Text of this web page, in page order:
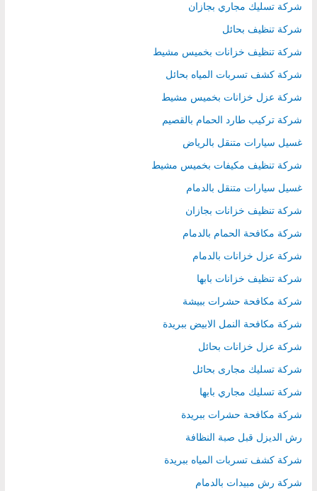
:شركة تسليك مجاري بجازان
شركة تنظيف بحائل
شركة تنظيف خزانات بخميس مشيط
شركة كشف تسربات المياه بحائل
شركة عزل خزانات بخميس مشيط
شركة تركيب طارد الحمام بالقصيم
غسيل سيارات متنقل بالرياض
شركة تنظيف مكيفات بخميس مشيط
غسيل سيارات متنقل بالدمام
شركة تنظيف خزانات بجازان
شركة مكافحة الحمام بالدمام
شركة عزل خزانات بالدمام
شركة تنظيف خزانات بابها
شركة مكافحة حشرات ببيشة
شركة مكافحة النمل الابيض ببريدة
شركة عزل خزانات بحائل
شركة تسليك مجارى بحائل
شركة تسليك مجاري بابها
شركة مكافحة حشرات ببريدة
رش الديزل قبل صبة النظافة
شركة كشف تسربات المياه ببريدة
شركة رش مبيدات بالدمام